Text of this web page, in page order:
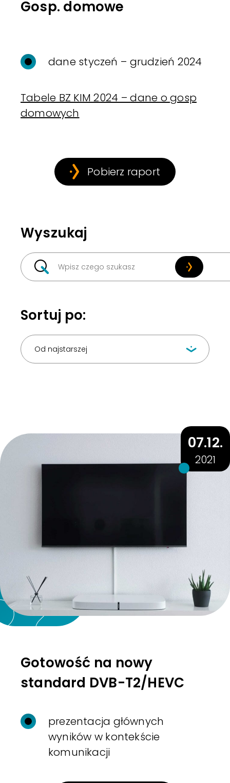
Gosp. domowe
dane styczeń – grudzień 2024
Tabele BZ KIM 2024 – dane o gosp
domowych
Pobierz raport
Wyszukaj
Szukaj
Sortuj po:
Od najstarszej
Gotowość na nowy
standard DVB-T2/HEVC
prezentacja głównych
wyników w kontekście
komunikacji
07.12.
2021